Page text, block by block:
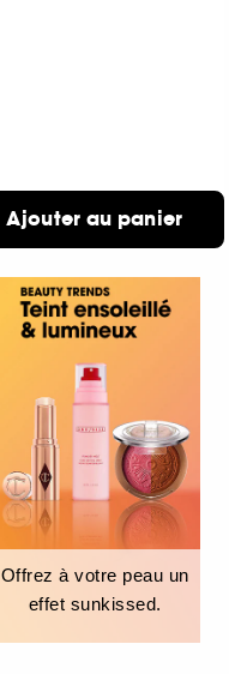
Ajouter au panier
Offrez à votre peau un
effet sunkissed.